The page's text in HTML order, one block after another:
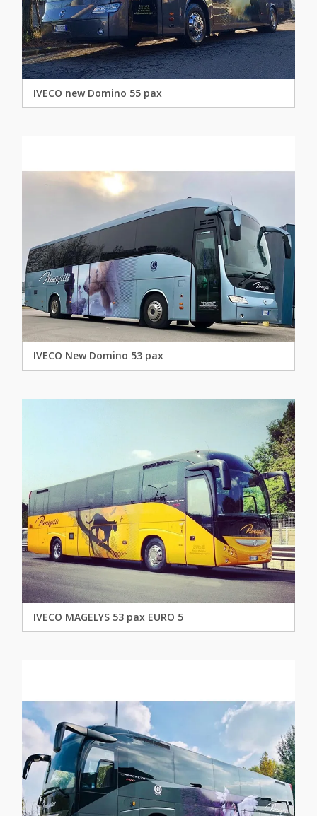
IVECO new Domino 55 pax
IVECO New Domino 53 pax
IVECO MAGELYS 53 pax EURO 5